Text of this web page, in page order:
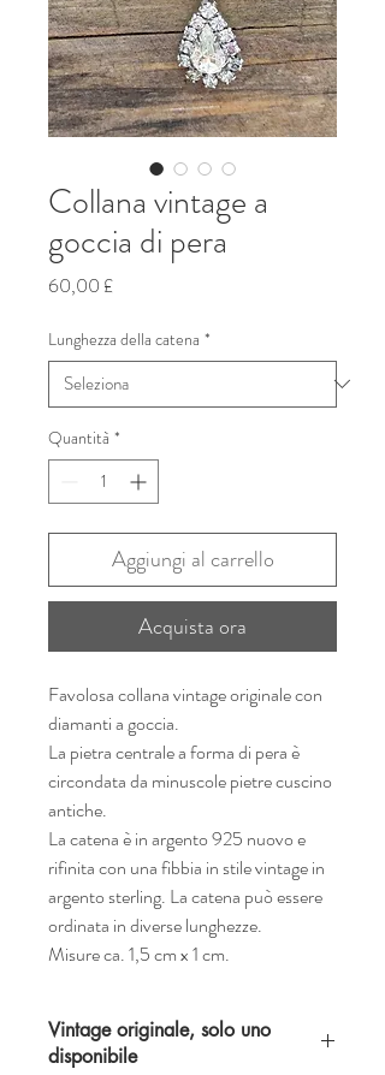
Collana vintage a
goccia di pera
60,00 £Prezzo
Lunghezza della catena *
Quantità *
Aggiungi al carrello
Acquista ora
Favolosa collana vintage originale con
diamanti a goccia.
La pietra centrale a forma di pera è
circondata da minuscole pietre cuscino
antiche.
La catena è in argento 925 nuovo e
rifinita con una fibbia in stile vintage in
argento sterling. La catena può essere
ordinata in diverse lunghezze.
Misure ca. 1,5 cm x 1 cm.
Vintage originale, solo uno
disponibile